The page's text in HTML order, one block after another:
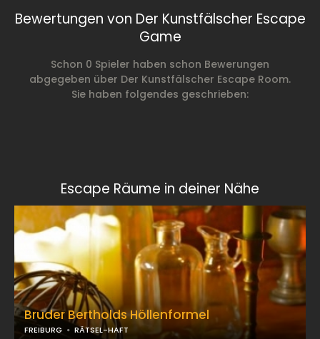
Bewertungen von Der Kunstfälscher Escape
Game
Schon 0 Spieler haben schon Bewerungen
abgegeben über Der Kunstfälscher Escape Room.
Sie haben folgendes geschrieben:
Escape Räume in deiner Nähe
Bruder Bertholds Höllenformel
FREIBURG RÄTSEL-HAFT